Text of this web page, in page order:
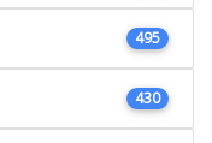
495
430